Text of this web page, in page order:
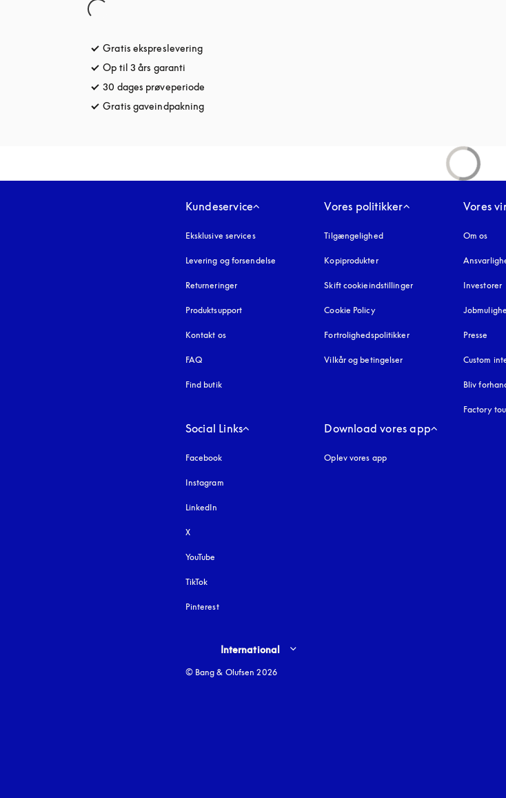
Gratis ekspreslevering
Op til 3 års garanti
30 dages prøveperiode
Gratis gaveindpakning
Kundeservice
Eksklusive services
Levering og forsendelse
Returneringer
Produktsupport
Kontakt os
FAQ
Find butik
Vores politikker
Tilgængelighedåbnes under en ny fane
Kopiprodukteråbnes under en ny fane
Skift cookieindstillinger
Cookie Policyåbnes under en ny fane
Fortrolighedspolitikkeråbnes under en ny fane
Vilkår og betingelser
Vores
Om os
Investorer
Presse
Custom
Bliv
Factory
Social Links
Facebook
Instagram
LinkedIn
X
YouTube
TikTok
Pinterest
Download vores app
Oplev vores app
Select country and language
International
© Bang & Olufsen 2026